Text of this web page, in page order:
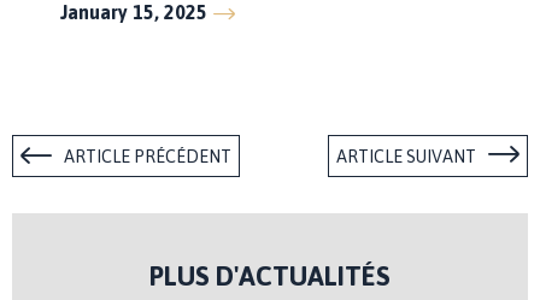
January 15, 2025
ARTICLE PRÉCÉDENT ARTICLE SUIVANT
PLUS D'ACTUALITÉS